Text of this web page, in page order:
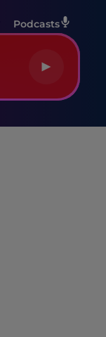
Podcasts